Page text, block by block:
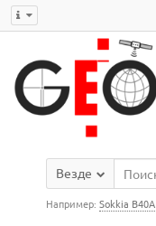
Везде
Например:Sokkia B40A